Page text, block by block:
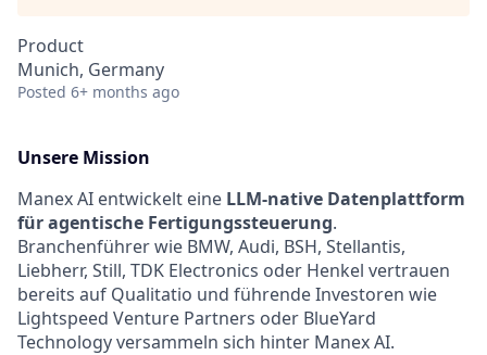
Product
Munich, Germany
Posted 6+ months ago
Unsere Mission
Manex AI entwickelt eine LLM-native Datenplattform
für agentische Fertigungssteuerung.
Branchenführer wie BMW, Audi, BSH, Stellantis,
Liebherr, Still, TDK Electronics oder Henkel vertrauen
bereits auf Qualitatio und führende Investoren wie
Lightspeed Venture Partners oder BlueYard
Technology versammeln sich hinter Manex AI.